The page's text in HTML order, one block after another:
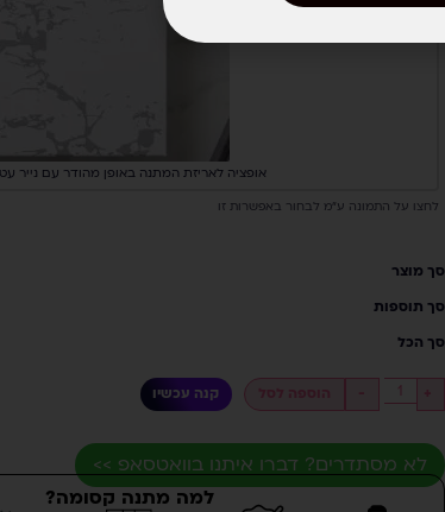
אופציה לאריזת המתנה באופן מהודר עם נייר
לחצו על התמונה ע"מ לבחור באפשרות זו
סך מוצר
סך תוספות
סך הכל
קנה עכשיו
לא מסתדרים? דברו איתנו בוואטסאפ >>
למה מתנה קסומה?